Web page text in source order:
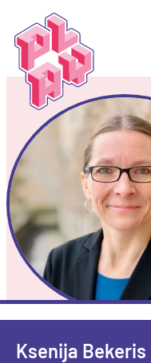
Play
Festival
Ksenija Bekeris